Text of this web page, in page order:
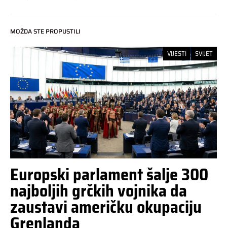
MOŽDA STE PROPUSTILI
VIJESTI SVIJET
Europski parlament šalje 300
najboljih grčkih vojnika da
zaustavi američku okupaciju